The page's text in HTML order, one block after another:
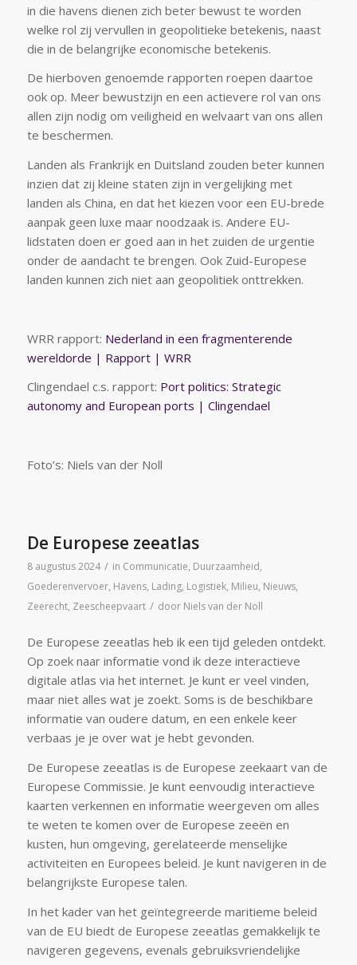
in die havens dienen zich beter bewust te worden
welke rol zij vervullen in geopolitieke betekenis, naast
die in de belangrijke economische betekenis.
De hierboven genoemde rapporten roepen daartoe
ook op. Meer bewustzijn en een actievere rol van ons
allen zijn nodig om veiligheid en welvaart van ons allen
te beschermen.
Landen als Frankrijk en Duitsland zouden beter kunnen
inzien dat zij kleine staten zijn in vergelijking met
landen als China, en dat het kiezen voor een EU-brede
aanpak geen luxe maar noodzaak is. Andere EU-
lidstaten doen er goed aan in het zuiden de urgentie
onder de aandacht te brengen. Ook Zuid-Europese
landen kunnen zich niet aan geopolitiek onttrekken.
WRR rapport: Nederland in een fragmenterende
wereldorde | Rapport | WRR
Clingendael c.s. rapport: Port politics: Strategic
autonomy and European ports | Clingendael
Foto’s: Niels van der Noll
De Europese zeeatlas
8 augustus 2024 / in Communicatie, Duurzaamheid,
Goederenvervoer, Havens, Lading, Logistiek, Milieu, Nieuws,
Zeerecht, Zeescheepvaart / door Niels van der Noll
De Europese zeeatlas heb ik een tijd geleden ontdekt.
Op zoek naar informatie vond ik deze interactieve
digitale atlas via het internet. Je kunt er veel vinden,
maar niet alles wat je zoekt. Soms is de beschikbare
informatie van oudere datum, en een enkele keer
verbaas je je over wat je hebt gevonden.
De Europese zeeatlas is de Europese zeekaart van de
Europese Commissie. Je kunt eenvoudig interactieve
kaarten verkennen en informatie weergeven om alles
te weten te komen over de Europese zeeën en
kusten, hun omgeving, gerelateerde menselijke
activiteiten en Europees beleid. Je kunt navigeren in de
belangrijkste Europese talen.
In het kader van het geïntegreerde maritieme beleid
van de EU biedt de Europese zeeatlas gemakkelijk te
navigeren gegevens, evenals gebruiksvriendelijke